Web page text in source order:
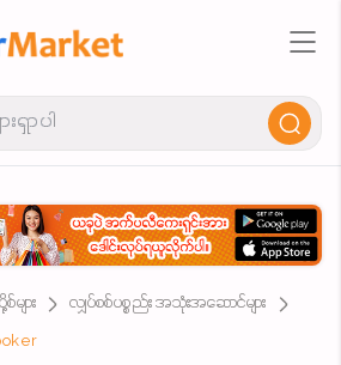
များ
လျှပ်စစ်ပစ္စည်း အသုံးအဆောင်များ